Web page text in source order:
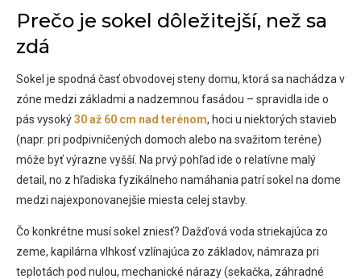
Prečo je sokel dôležitejší, než sa
zdá
Sokel je spodná časť obvodovej steny domu, ktorá sa nachádza v
zóne medzi základmi a nadzemnou fasádou – spravidla ide o
pás vysoký30 až 60 cm nad terénom, hoci u niektorých stavieb
(napr. pri podpivničených domoch alebo na svažitom teréne)
môže byť výrazne vyšší. Na prvý pohľad ide o relatívne malý
detail, no z hľadiska fyzikálneho namáhania patrí sokel na dome
medzi najexponovanejšie miesta celej stavby.
Čo konkrétne musí sokel zniesť? Dažďová voda striekajúca zo
zeme, kapilárna vlhkosť vzlínajúca zo základov, námraza pri
teplotách pod nulou, mechanické nárazy (sekačka, záhradné